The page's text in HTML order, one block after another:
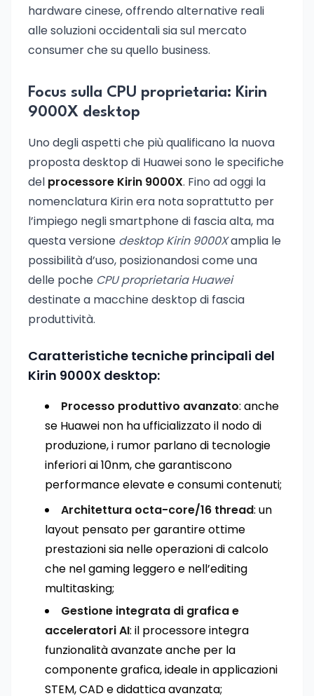
hardware cinese, offrendo alternative reali
alle soluzioni occidentali sia sul mercato
consumer che su quello business.
Focus sulla CPU proprietaria: Kirin
9000X desktop
Uno degli aspetti che più qualificano la nuova
proposta desktop di Huawei sono le specifiche
del processore Kirin 9000X. Fino ad oggi la
nomenclatura Kirin era nota soprattutto per
l’impiego negli smartphone di fascia alta, ma
questa versione desktop Kirin 9000Xamplia le
possibilità d’uso, posizionandosi come una
delle poche CPU proprietaria Huawei
destinate a macchine desktop di fascia
produttività.
Caratteristiche tecniche principali del
Kirin 9000X desktop:
Processo produttivo avanzato: anche
se Huawei non ha ufficializzato il nodo di
produzione, i rumor parlano di tecnologie
inferiori ai 10nm, che garantiscono
performance elevate e consumi contenuti;
Architettura octa-core/16 thread: un
layout pensato per garantire ottime
prestazioni sia nelle operazioni di calcolo
che nel gaming leggero e nell’editing
multitasking;
Gestione integrata di grafica e
acceleratori AI: il processore integra
funzionalità avanzate anche per la
componente grafica, ideale in applicazioni
STEM, CAD e didattica avanzata;